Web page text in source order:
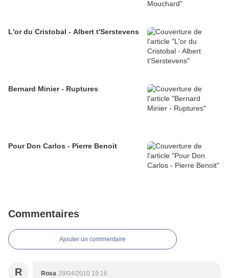
L'or du Cristobal - Albert t'Serstevens
Bernard Minier - Ruptures
Pour Don Carlos - Pierre Benoit
Commentaires
Ajouter un commentaire
R Rosa 28/04/2010 19:16